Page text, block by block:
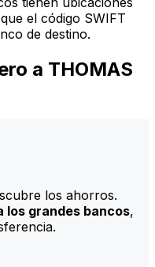
el código SWIFT
de destino.
a THOMAS
los ahorros.
los grandes bancos,